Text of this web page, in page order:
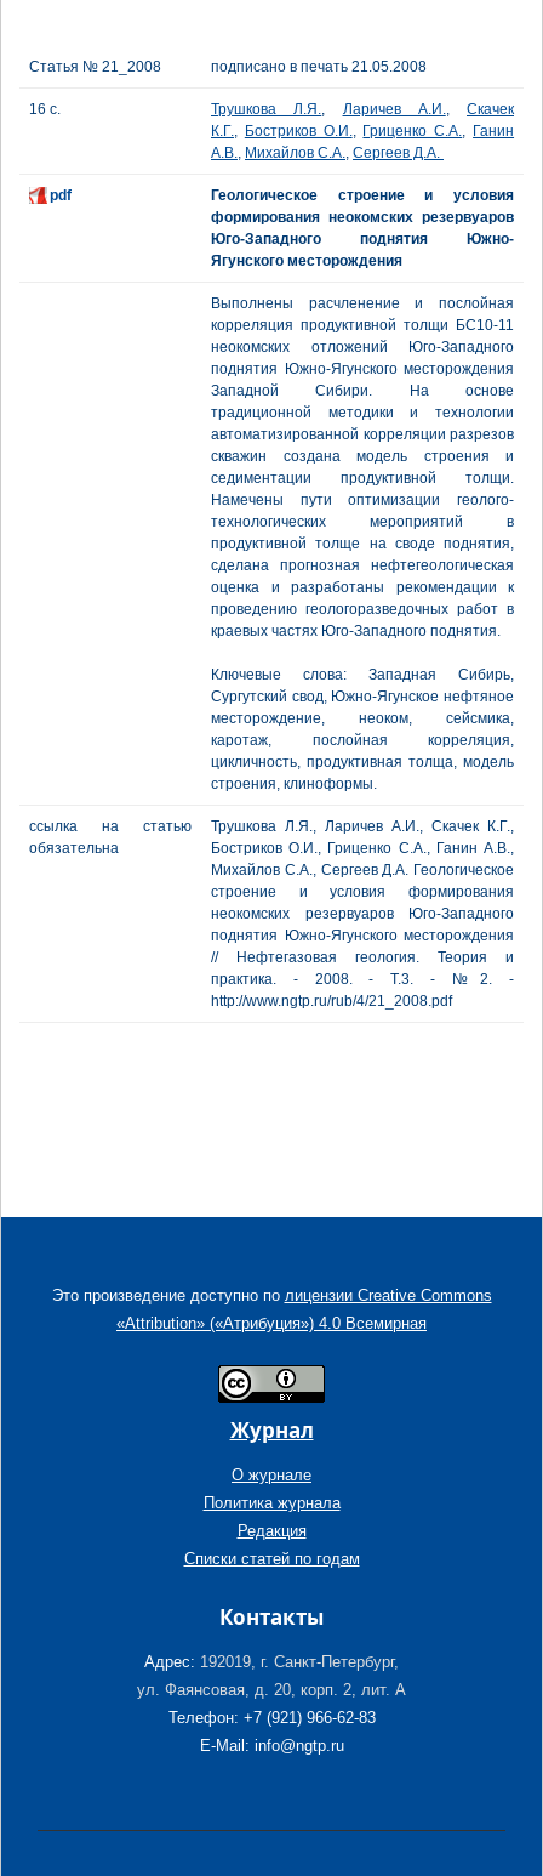
Статья № 21_2008 подписано в печать 21.05.2008
16 с. Трушкова Л.Я., Ларичев А.И., Скачек
К.Г., Бостриков О.И., Гриценко С.А., Ганин
А.В., Михайлов С.А., Сергеев Д.А.
pdf
Геологическое строение и условия
формирования неокомских резервуаров
Юго-Западного поднятия Южно-
Ягунского месторождения
Выполнены расчленение и послойная
корреляция продуктивной толщи БС10-11
неокомских отложений Юго-Западного
поднятия Южно-Ягунского месторождения
Западной Сибири. На основе
традиционной методики и технологии
автоматизированной корреляции разрезов
скважин создана модель строения и
седиментации продуктивной толщи.
Намечены пути оптимизации геолого-
технологических мероприятий в
продуктивной толще на своде поднятия,
сделана прогнозная нефтегеологическая
оценка и разработаны рекомендации к
проведению геологоразведочных работ в
краевых частях Юго-Западного поднятия.
Ключевые слова: Западная Сибирь,
Сургутский свод, Южно-Ягунское нефтяное
месторождение, неоком, сейсмика,
каротаж, послойная корреляция,
цикличность, продуктивная толща, модель
строения, клиноформы.
ссылка на статью
обязательна
Трушкова Л.Я., Ларичев А.И., Скачек К.Г.,
Бостриков О.И., Гриценко С.А., Ганин А.В.,
Михайлов С.А., Сергеев Д.А. Геологическое
строение и условия формирования
неокомских резервуаров Юго-Западного
поднятия Южно-Ягунского месторождения
// Нефтегазовая геология. Теория и
практика. - 2008. - Т.3. - №2. -
http://www.ngtp.ru/rub/4/21_2008.pdf
Это произведение доступно по лицензии Creative Commons
«Attribution» («Атрибуция») 4.0 Всемирная
Журнал
О журнале
Политика журнала
Редакция
Списки статей по годам
Контакты
Адрес: 192019, г. Санкт-Петербург,
ул. Фаянсовая, д. 20, корп. 2, лит. А
Телефон: +7 (921) 966-62-83
E-Mail: info@ngtp.ru